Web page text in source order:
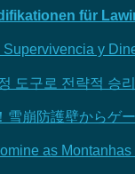
für
y
도구로 전략적 승리
雪崩防護壁からゲ
as